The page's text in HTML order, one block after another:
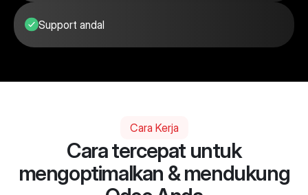
Support andal
Cara Kerja
Cara tercepat untuk
mengoptimalkan & mendukung